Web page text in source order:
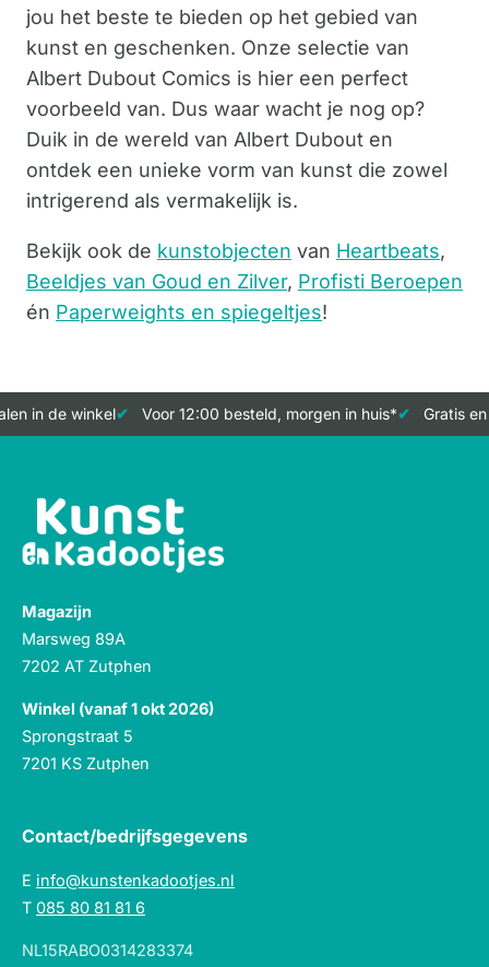
jou het beste te bieden op het gebied van
kunst en geschenken. Onze selectie van
Albert Dubout Comics is hier een perfect
voorbeeld van. Dus waar wacht je nog op?
Duik in de wereld van Albert Dubout en
ontdek een unieke vorm van kunst die zowel
intrigerend als vermakelijk is.
Bekijk ook de kunstobjecten van Heartbeats,
Beeldjes van Goud en Zilver, Profisti Beroepen
én Paperweights en spiegeltjes!
in de winkel Voor 12:00 besteld, morgen in huis* Gratis
Magazijn
Marsweg 89A
7202 AT Zutphen
Winkel (vanaf 1 okt 2026)
Sprongstraat 5
7201 KS Zutphen
Contact/bedrijfsgegevens
E info@kunstenkadootjes.nl
T 085 80 81 81 6
NL15RABO0314283374